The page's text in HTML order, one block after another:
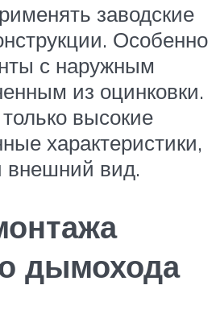
заводские
Особенно
с наружным
из оцинковки.
высокие
характеристики,
внешний вид.
дымохода